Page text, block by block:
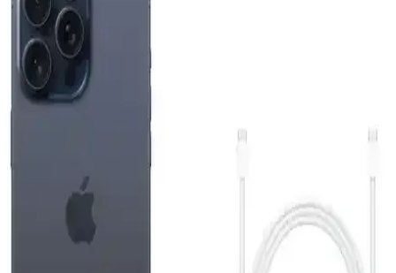
İki telefonun ekran, pil, kamera ve performans özelliklerini
karşılaştırıyoruz. Günlük kullanımda avantajlar ve sınırlamalar
hakkında kapsamlı bilgi sunuyoruz.
Apple iPhone Air 512 GB Pamuk Beyazı: Hafif
Tasarım ve Yüksek Performanslı Akıllı Telefon
Apple iPhone Air 512 GB, ince ve hafif tasarımı, güçlü ekran ve
gelişmiş kamera sistemiyle günlük kullanımda yüksek performans
sunar.
Reeder S19 Max Beyaz Akıllı Telefon Günlük
Kullanım ve Özellikleri Detaylı İnceleme
Reeder S19 Max, şık tasarım, güçlü performans ve dayanıklılığıyla
günlük kullanım için ideal bir akıllı telefon. 4GB RAM ve 64GB